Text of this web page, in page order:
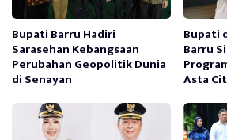
Bupati Barru Hadiri
Sarasehan Kebangsaan
Perubahan Geopolitik Dunia
di Senayan
Bupati
Barru
Asta